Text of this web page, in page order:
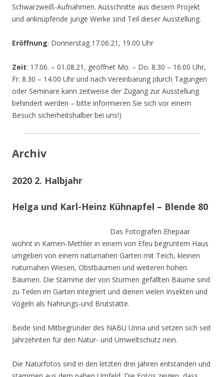
Schwarzweiß-Aufnahmen. Ausschnitte aus diesem Projekt
und anknüpfende junge Werke sind Teil dieser Ausstellung.
Eröffnung: Donnerstag 17.06.21, 19.00 Uhr
Zeit: 17.06. – 01.08.21, geöffnet Mo. – Do. 8.30 – 16.00 Uhr,
Fr. 8.30 – 14.00 Uhr und nach Vereinbarung (durch Tagungen
oder Seminare kann zeitweise der Zugang zur Ausstellung
behindert werden – bitte informieren Sie sich vor einem
Besuch sicherheitshalber bei uns!)
Archiv
2020 2. Halbjahr
Helga und Karl-Heinz Kühnapfel – Blende 80
Das Fotografen Ehepaar
wohnt in Kamen-Methler in einem von Efeu begrüntem Haus
umgeben von einem naturnahen Garten mit Teich, kleinen
naturnahen Wiesen, Obstbäumen und weiteren hohen
Bäumen. Die Stämme der von Stürmen gefällten Bäume sind
zu Teilen im Garten integriert und dienen vielen Insekten und
Vögeln als Nahrungs-und Brutstätte.
Beide sind Mitbegründer des NABU Unna und setzen sich seit
Jahrzehnten für den Natur- und Umweltschutz nein.
Die Naturfotos sind in den letzten drei Jahren entstanden und